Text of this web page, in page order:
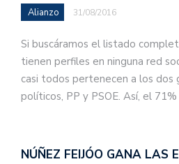
Alianzo 31/08/2016
Si buscáramos el listado
tienen perfiles en ninguna red
casi todos pertenecen a los dos
políticos, PP y PSOE. Así, el
NÚÑEZ FEIJÓO GANA LAS